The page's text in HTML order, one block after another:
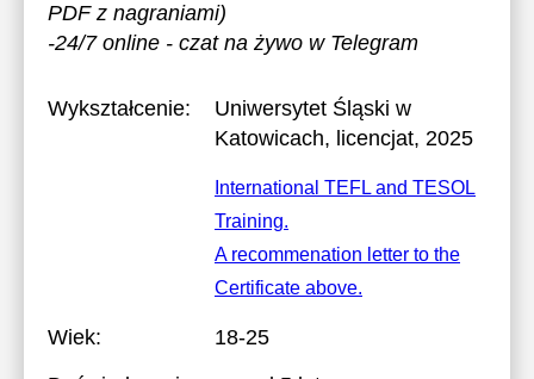
PDF z nagraniami)
-24/7 online - czat na żywo w Telegram
Wykształcenie:
Uniwersytet Śląski w
Katowicach, licencjat, 2025
International TEFL and TESOL
Training.
A recommenation letter to the
Certificate above.
Wiek:
18-25